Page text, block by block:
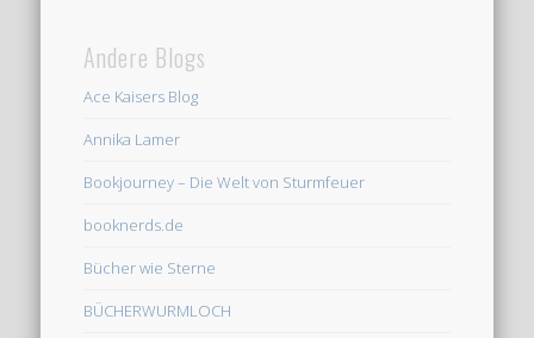
Andere Blogs
Ace Kaisers Blog
Annika Lamer
Bookjourney – Die Welt von Sturmfeuer
booknerds.de
Bücher wie Sterne
BÜCHERWURMLOCH